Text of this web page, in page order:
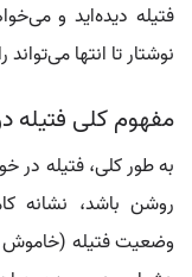
فتيله دیده‌اید و
نوشتار تا انتها
مفهوم کلی فتيله
به طور کلی، فتيله در
روشن باشد، نشانه
وضعیت فتيله (خاموش